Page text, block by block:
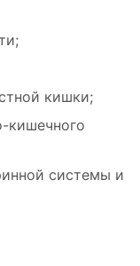
кишки;
кишечного
системы и